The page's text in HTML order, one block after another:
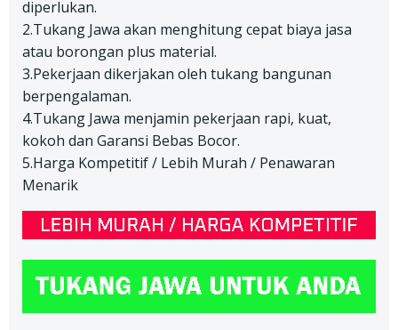
diperlukan.
2.Tukang Jawa akan menghitung cepat biaya jasa
atau borongan plus material.
3.Pekerjaan dikerjakan oleh tukang bangunan
berpengalaman.
4.Tukang Jawa menjamin pekerjaan rapi, kuat,
kokoh dan Garansi Bebas Bocor.
5.Harga Kompetitif / Lebih Murah / Penawaran
Menarik